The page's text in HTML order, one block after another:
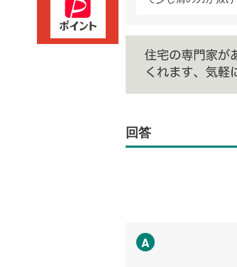
回答
A